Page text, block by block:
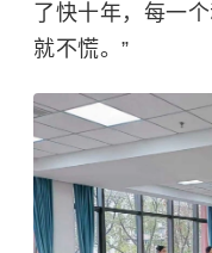
了快十年，每一
就不慌。”